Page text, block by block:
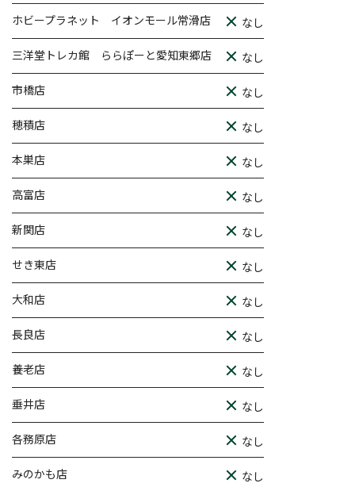
ホビープラネット イオンモール常滑店 なし
三洋堂トレカ館 ららぽーと愛知東郷店 なし
市橋店 なし
穂積店 なし
本巣店 なし
高富店 なし
新関店 なし
せき東店 なし
大和店 なし
長良店 なし
養老店 なし
垂井店 なし
各務原店 なし
みのかも店 なし